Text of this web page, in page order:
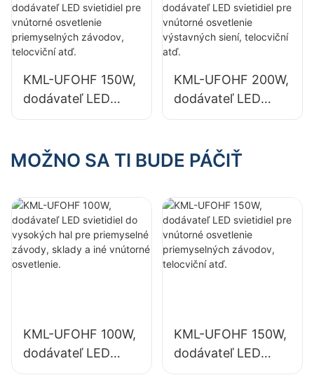
priemyselné
závody, sklady a
iné vnútorné
priemyselné
závody, sklady a
iné vnútorné
KML-UFOHF 150W,
dodávateľ LED
svietidiel pre
osvetlenie
atď.
KML-UFOHF 200W,
dodávateľ LED
svietidiel pre
osvetlenie
MOŽNO SA TI BUDE PÁČIŤ
KML-UFOHF 100W,
dodávateľ LED
svietidiel do
KML-UFOHF 150W,
dodávateľ LED
svietidiel pre